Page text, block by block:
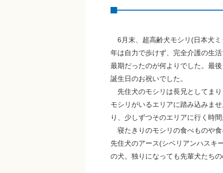
6月末、超高齢犬モシリ(日本犬ミ
年は自力で歩けず、完全介護の生
最期だったのが何よりでした。最
誕生日のお祝いでした。
先住犬のモシリは長兄としてま
モシリがいるエリアに踏み込みま
り、少しずつそのエリアに行く時
寝たきりのモシリの食べものや
先住犬のアース(シベリアンハスキ
の犬。独りになっても先輩犬たち